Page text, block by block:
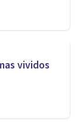
vividos